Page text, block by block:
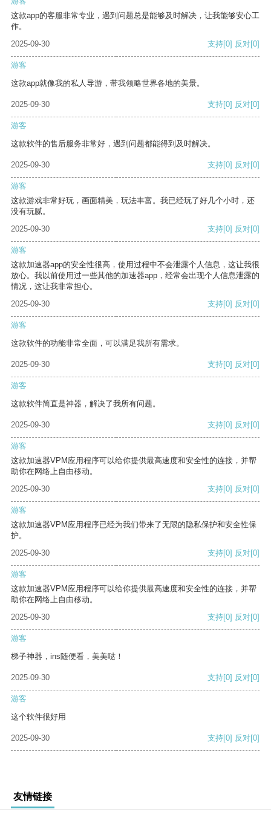
这款app的客服非常专业，遇到问题总是能够及时解决，让我能够安心工
作。
2025-09-30
支持[0] 反对[0]
游客
这款app就像我的私人导游，带我领略世界各地的美景。
2025-09-30 支持[0] 反对[0]
游客
这款软件的售后服务非常好，遇到问题都能得到及时解决。
2025-09-30 支持[0] 反对[0]
游客
这款游戏非常好玩，画面精美，玩法丰富。我已经玩了好几个小时，还
没有玩腻。
2025-09-30
支持[0] 反对[0]
游客
这款加速器app的安全性很高，使用过程中不会泄露个人信息，这让我很
放心。我以前使用过一些其他的加速器app，经常会出现个人信息泄露的
情况，这让我非常担心。
2025-09-30
支持[0] 反对[0]
游客
这款软件的功能非常全面，可以满足我所有需求。
2025-09-30 支持[0] 反对[0]
游客
这款软件简直是神器，解决了我所有问题。
2025-09-30 支持[0] 反对[0]
游客
这款加速器VPM应用程序可以给你提供最高速度和安全性的连接，并帮
助你在网络上自由移动。
2025-09-30
支持[0] 反对[0]
游客
这款加速器VPM应用程序已经为我们带来了无限的隐私保护和安全性保
护。
2025-09-30
支持[0] 反对[0]
游客
这款加速器VPM应用程序可以给你提供最高速度和安全性的连接，并帮
助你在网络上自由移动。
2025-09-30
支持[0] 反对[0]
游客
梯子神器，ins随便看，美美哒！
2025-09-30 支持[0] 反对[0]
游客
这个软件很好用
2025-09-30 支持[0] 反对[0]
友情链接